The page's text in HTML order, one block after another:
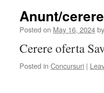
Anunt/
Posted on May 16, 2024by
Cerere oferta
Posted in Concursuri |